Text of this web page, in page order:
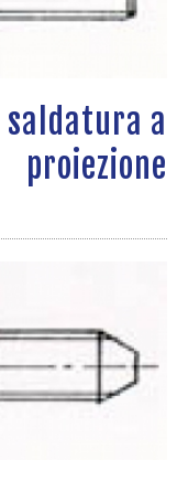
a
proiezione